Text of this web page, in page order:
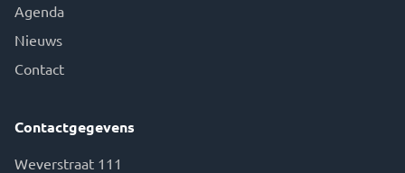
Agenda
Nieuws
Contact
Contactgegevens
Weverstraat 111